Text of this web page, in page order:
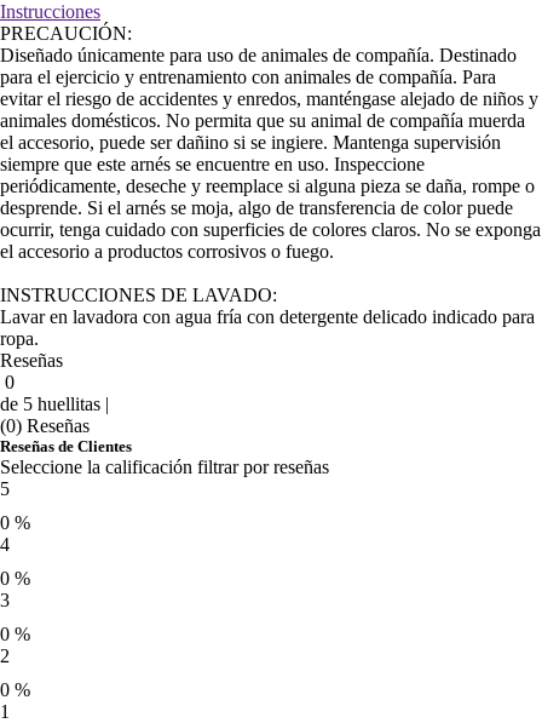
Instrucciones
PRECAUCIÓN:
Diseñado únicamente para uso de animales de compañía. Destinado
para el ejercicio y entrenamiento con animales de compañía. Para
evitar el riesgo de accidentes y enredos, manténgase alejado de niños y
animales domésticos. No permita que su animal de compañía muerda
el accesorio, puede ser dañino si se ingiere. Mantenga supervisión
siempre que este arnés se encuentre en uso. Inspeccione
periódicamente, deseche y reemplace si alguna pieza se daña, rompe o
desprende. Si el arnés se moja, algo de transferencia de color puede
ocurrir, tenga cuidado con superficies de colores claros. No se exponga
el accesorio a productos corrosivos o fuego.
INSTRUCCIONES DE LAVADO:
Lavar en lavadora con agua fría con detergente delicado indicado para
ropa.
Reseñas
0
de 5 huellitas |
(0) Reseñas
Reseñas de Clientes
Seleccione la calificación filtrar por reseñas
5
0 %
4
0 %
3
0 %
2
0 %
1